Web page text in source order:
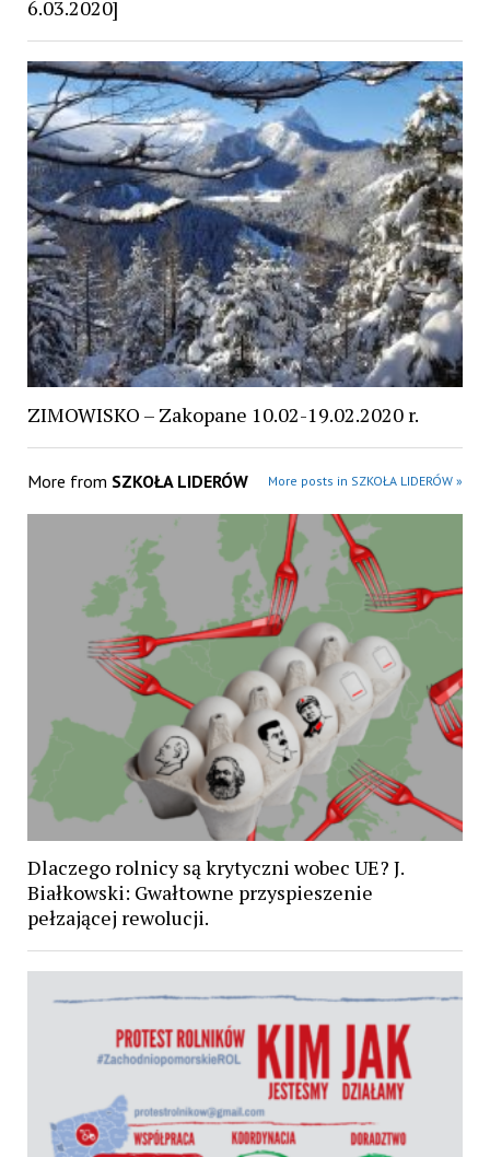
6.03.2020]
ZIMOWISKO – Zakopane 10.02-19.02.2020 r.
More from SZKOŁA LIDERÓW More posts in SZKOŁA LIDERÓW »
Dlaczego rolnicy są krytyczni wobec UE? J.
Białkowski: Gwałtowne przyspieszenie
pełzającej rewolucji.